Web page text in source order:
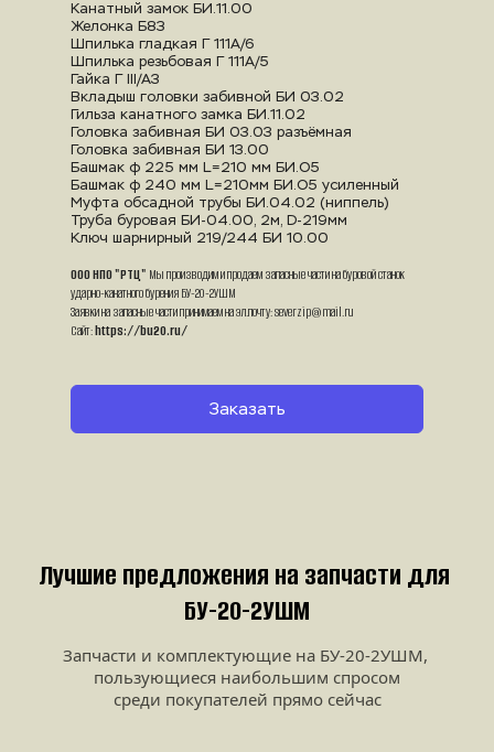
Канатный замок БИ.11.00
Желонка Б8З
Шпилька гладкая Г 111А/6
Шпилька резьбовая Г 111А/5
Гайка Г III/А3
Вкладыш головки забивной БИ 03.02
Гильза канатного замка БИ.11.02
Головка забивная БИ 03.03 разъёмная
Головка забивная БИ 13.00
Башмак ф 225 мм L=210 мм БИ.О5
Башмак ф 240 мм L=210мм БИ.О5 усиленный
Муфта обсадной трубы БИ.04.02 (ниппель)
Труба буровая БИ-04.00, 2м, D-219мм
Ключ шарнирный 219/244 БИ 10.00
ООО НПО "РТЦ" Мы производим и продаем запасные части на буровой станок
ударно-канатного бурения БУ-20-2УШМ
Заявки на запасные части принимаем на эл.почту: severzip@mail.ru
Сайт: https://bu20.ru/
Заказать
Лучшие предложения на запчасти для
БУ-20-2УШМ
Запчасти и комплектующие на БУ-20-2УШМ,
пользующиеся наибольшим спросом
среди покупателей прямо сейчас